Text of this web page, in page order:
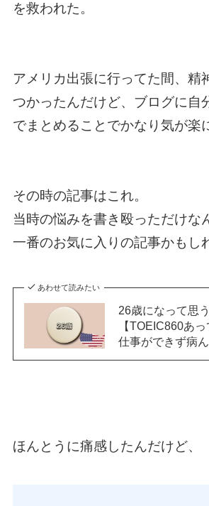
を救われた。
アメリカ出張に行ってた間、精
つかったんだけど、ブログに自
でまとめることでかなり気が楽
その時の記事はこれ。
当時の悩みを書き殴っただけな
一番のお気に入りの記事かもし
あわせて読みたい
26歳になって思
【TOEIC860あ
仕事ができず病ん
ほんとうに痛感したんだけど、